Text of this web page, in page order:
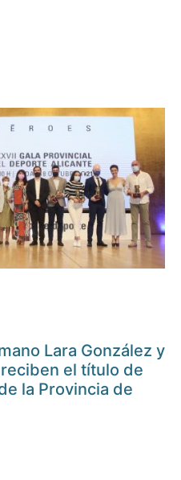
Lara González y
el título de
la Provincia de